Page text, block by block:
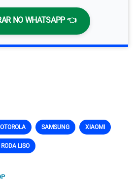
NO WHATSAPP 👈
SAMSUNG XIAOMI
LISO